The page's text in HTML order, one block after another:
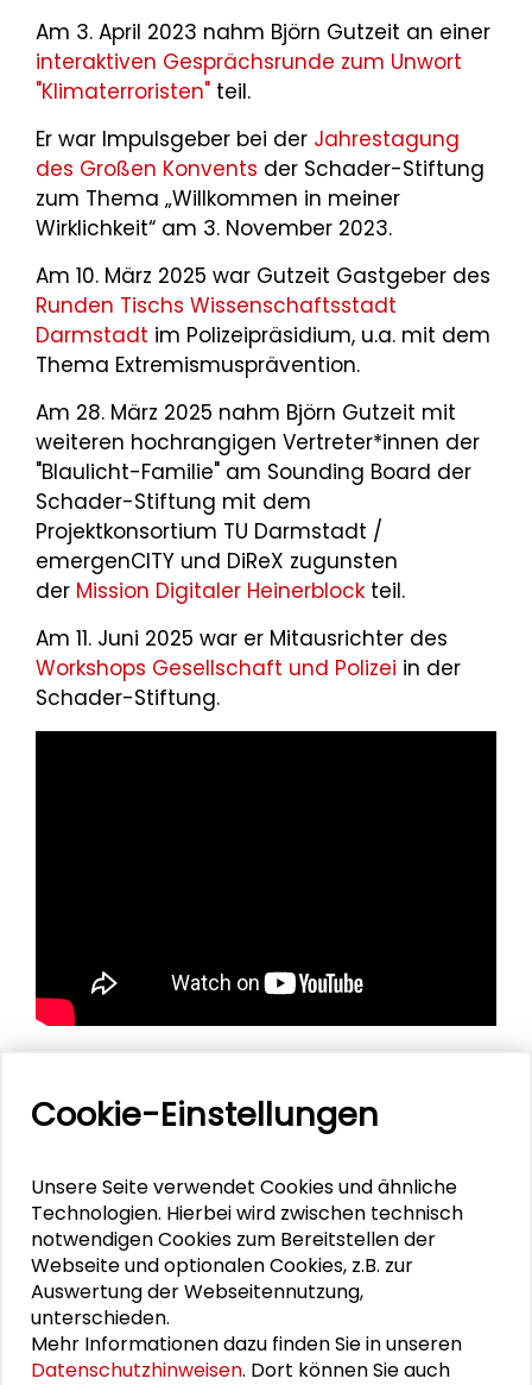
Am 3. April 2023 nahm Björn Gutzeit an einer
interaktiven Gesprächsrunde zum Unwort
"Klimaterroristen" teil.
Er war Impulsgeber bei der Jahrestagung
des Großen Konvents der Schader-Stiftung
zum Thema „Willkommen in meiner
Wirklichkeit“ am 3. November 2023.
Am 10. März 2025 war Gutzeit Gastgeber des
Runden Tischs Wissenschaftsstadt
Darmstadt im Polizeipräsidium, u.a. mit dem
Thema Extremismusprävention.
Am 28. März 2025 nahm Björn Gutzeit mit
weiteren hochrangigen Vertreter*innen der
"Blaulicht-Familie" am Sounding Board der
Schader-Stiftung mit dem
Projektkonsortium TU Darmstadt /
emergenCITY und DiReX zugunsten
der Mission Digitaler Heinerblock teil.
Am 11. Juni 2025 war er Mitausrichter des
Workshops Gesellschaft und Polizei in der
Schader-Stiftung.
Personen im Kontext
Alexander Gemeinhardt
Marilena Geugjes
Roland Löffler
Sonja Preissing
Cookie-Einstellungen
Unsere Seite verwendet Cookies und ähnliche
Technologien. Hierbei wird zwischen technisch
notwendigen Cookies zum Bereitstellen der
Webseite und optionalen Cookies, z.B. zur
Auswertung der Webseitennutzung,
unterschieden.
Mehr Informationen dazu finden Sie in unseren
Datenschutzhinweisen. Dort können Sie auch